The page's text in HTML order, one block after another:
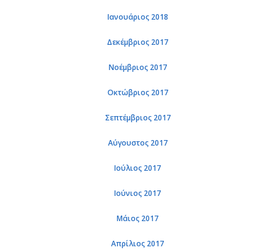
Ια­νουά­ριος 2018
Δε­κέμ­βριος 2017
Νο­έμ­βριος 2017
Οκτώ­βριος 2017
Σε­πτέμ­βριος 2017
Αύ­γου­στος 2017
Ιού­λιος 2017
Ιού­νιος 2017
Μάιος 2017
Απρί­λιος 2017